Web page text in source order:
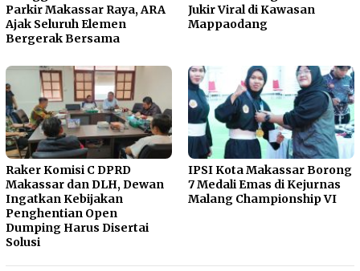
Parkir Makassar Raya, ARA
Ajak Seluruh Elemen
Bergerak Bersama
Jukir Viral di Kawasan
Mappaodang
Raker Komisi C DPRD
Makassar dan DLH, Dewan
Ingatkan Kebijakan
Penghentian Open
Dumping Harus Disertai
Solusi
IPSI Kota Makassar Borong
7 Medali Emas di Kejurnas
Malang Championship VI